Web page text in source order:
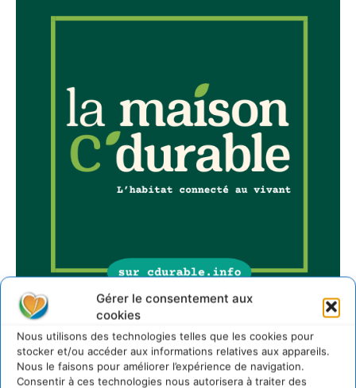
Gérer le consentement aux
cookies
Nous utilisons des technologies telles que les cookies pour
stocker et/ou accéder aux informations relatives aux appareils.
Nous le faisons pour améliorer l’expérience de navigation.
Consentir à ces technologies nous autorisera à traiter des
Sur Cdurable